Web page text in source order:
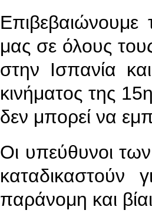
Επιβεβαιώνουμε
μας σε όλους
στην Ισπανία
κινήματος της
δεν μπορεί να
Οι υπεύθυνοι
καταδικαστούν
παράνομη και